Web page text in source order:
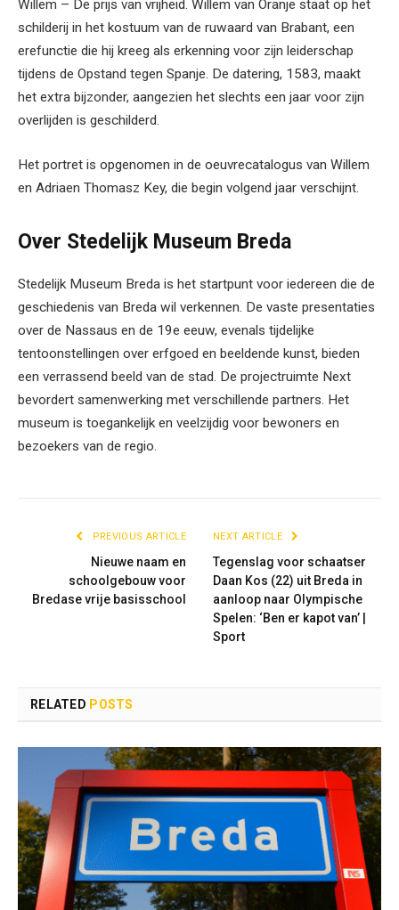
Willem – De prijs van vrijheid. Willem van Oranje staat op het
schilderij in het kostuum van de ruwaard van Brabant, een
erefunctie die hij kreeg als erkenning voor zijn leiderschap
tijdens de Opstand tegen Spanje. De datering, 1583, maakt
het extra bijzonder, aangezien het slechts een jaar voor zijn
overlijden is geschilderd.
Het portret is opgenomen in de oeuvrecatalogus van Willem
en Adriaen Thomasz Key, die begin volgend jaar verschijnt.
Over Stedelijk Museum Breda
Stedelijk Museum Breda is het startpunt voor iedereen die de
geschiedenis van Breda wil verkennen. De vaste presentaties
over de Nassaus en de 19e eeuw, evenals tijdelijke
tentoonstellingen over erfgoed en beeldende kunst, bieden
een verrassend beeld van de stad. De projectruimte Next
bevordert samenwerking met verschillende partners. Het
museum is toegankelijk en veelzijdig voor bewoners en
bezoekers van de regio.
PREVIOUS ARTICLE
Nieuwe naam en
schoolgebouw voor
Bredase vrije basisschool
NEXT ARTICLE
Tegenslag voor schaatser
Daan Kos (22) uit Breda in
aanloop naar Olympische
Spelen: ‘Ben er kapot van’ |
Sport
RELATED POSTS